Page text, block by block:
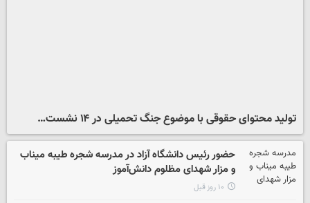
تولید محتوای حقوقی با موضوع جنگ‌ تحمیلی در ۱۴ نشست…
حضور رئیس دانشگاه آزاد در مدرسه شجره طیبه میناب
و مزار شهدای مظلوم دانش‌آموز
۱۰ روز قبل